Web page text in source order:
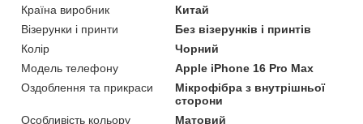
Країна виробник
Китай
Візерунки і принти
Без візерунків і принтів
Колір
Чорний
Модель телефону
Apple iPhone 16 Pro Max
Оздоблення та прикраси
Мікрофібра з внутрішньої
сторони
Особливість кольору
Матовий